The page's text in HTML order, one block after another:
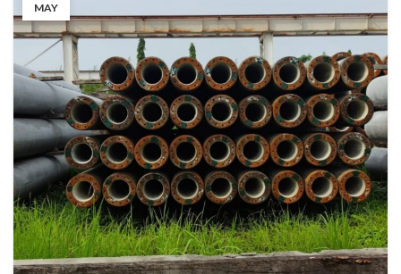
MAY